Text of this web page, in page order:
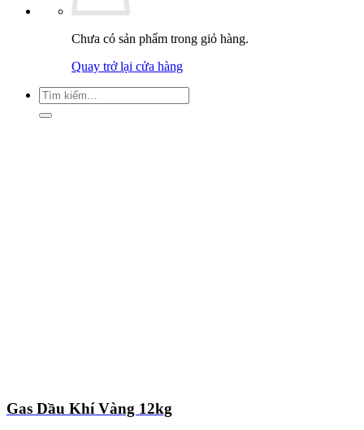
Chưa có sản phẩm trong giỏ hàng.
Quay trở lại cửa hàng
Tìm
kiếm:
Gas Dầu Khí Vàng 12kg